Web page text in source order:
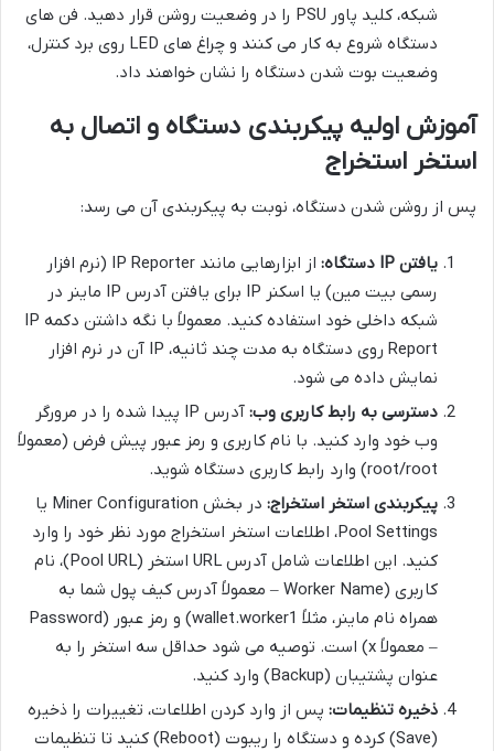
شبکه، کلید پاور PSU را در وضعیت روشن قرار دهید. فن های
دستگاه شروع به کار می کنند و چراغ های LED روی برد کنترل،
وضعیت بوت شدن دستگاه را نشان خواهند داد.
آموزش اولیه پیکربندی دستگاه و اتصال به
استخر استخراج
پس از روشن شدن دستگاه، نوبت به پیکربندی آن می رسد:
یافتن IP دستگاه:
از ابزارهایی مانند IP Reporter (نرم افزار
رسمی بیت مین) یا اسکنر IP برای یافتن آدرس IP ماینر در
شبکه داخلی خود استفاده کنید. معمولاً با نگه داشتن دکمه IP
Report روی دستگاه به مدت چند ثانیه، IP آن در نرم افزار
نمایش داده می شود.
دسترسی به رابط کاربری وب:
آدرس IP پیدا شده را در مرورگر
وب خود وارد کنید. با نام کاربری و رمز عبور پیش فرض (معمولاً
root/root) وارد رابط کاربری دستگاه شوید.
پیکربندی استخر استخراج:
در بخش Miner Configuration یا
Pool Settings، اطلاعات استخر استخراج مورد نظر خود را وارد
کنید. این اطلاعات شامل آدرس URL استخر (Pool URL)، نام
کاربری (Worker Name – معمولاً آدرس کیف پول شما به
همراه نام ماینر، مثلاً wallet.worker1) و رمز عبور (Password
– معمولاً x) است. توصیه می شود حداقل سه استخر را به
عنوان پشتیبان (Backup) وارد کنید.
ذخیره تنظیمات: پس از وارد کردن اطلاعات، تغییرات را ذخیره
(Save) کرده و دستگاه را ریبوت (Reboot) کنید تا تنظیمات